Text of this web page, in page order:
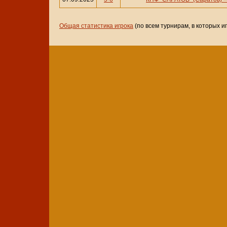
Общая статистика игрока (по всем турнирам, в которых